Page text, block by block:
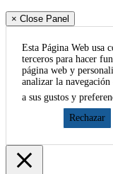
× Close Panel
Esta Página Web usa
terceros para hacer
página web y
analizar la
a sus gustos y
Rechazar